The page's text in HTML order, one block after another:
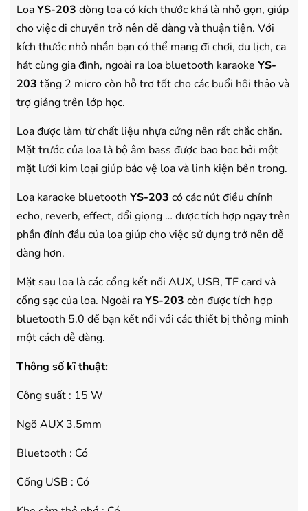
- Cam kết hàng mới 100%.
- Lắp đặt, HDSD tại nhà nội thành
Hà Nội, Hồ Chí Minh
- Vận chuyển Toàn Quốc.
- Bảo hành 24 tháng chính hãng
- Cam kết hàng mới
- Lắp đặt, HDSD tại nhà
Hà Nội, Hồ Chí Minh
- Vận chuyển Toàn Quốc.
- Bảo hành 36 tháng
LoaYS-203 dòng loa có kích thước khá là nhỏ gọn, giúp
cho việc di chuyển trở nên dễ dàng và thuận tiện. Với
kích thước nhỏ nhắn bạn có thể mang đi chơi, du lịch, ca
hát cùng gia đình, ngoài ra loa bluetooth karaoke YS-
203 tặng 2 micro còn hỗ trợ tốt cho các buổi hội thảo và
trợ giảng trên lớp học.
Loa được làm từ chất liệu nhựa cứng nên rất chắc chắn.
Mặt trước của loa là bộ âm bass được bao bọc bởi một
mặt lưới kim loại giúp bảo vệ loa và linh kiện bên trong.
Loa karaoke bluetooth YS-203 có các nút điều chỉnh
echo, reverb, effect, đổi giọng … được tích hợp ngay trên
phần đỉnh đầu của loa giúp cho việc sử dụng trở nên dễ
dàng hơn.
Mặt sau loa là các cổng kết nối AUX, USB, TF card và
cổng sạc của loa. Ngoài raYS-203 còn được tích hợp
bluetooth 5.0 để bạn kết nối với các thiết bị thông minh
một cách dễ dàng.
Thông số kĩ thuật:
Công suất : 15 W
Ngõ AUX 3.5mm
Bluetooth : Có
Cổng USB : Có